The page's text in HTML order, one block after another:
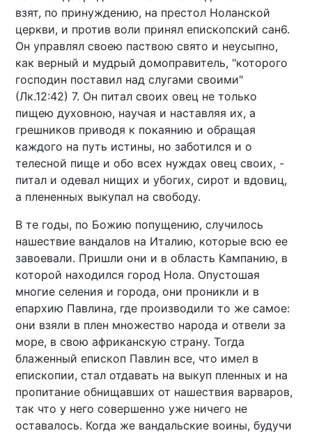
взят, по принуждению, на престол Ноланской
церкви, и против воли принял епископский сан6.
Он управлял своею паствою свято и неусыпно,
как верный и мудрый домоправитель, "которого
господин поставил над слугами своими"
(Лк.12:42) 7. Он питал своих овец не только
пищею духовною, научая и наставляя их, а
грешников приводя к покаянию и обращая
каждого на путь истины, но заботился и о
телесной пище и обо всех нуждах овец своих, -
питал и одевал нищих и убогих, сирот и вдовиц,
а плененных выкупал на свободу.
В те годы, по Божию попущению, случилось
нашествие вандалов на Италию, которые всю ее
завоевали. Пришли они и в область Кампанию, в
которой находился город Нола. Опустошая
многие селения и города, они проникли и в
епархию Павлина, где производили то же самое:
они взяли в плен множество народа и отвели за
море, в свою африканскую страну. Тогда
блаженный епископ Павлин все, что имел в
епископии, стал отдавать на выкуп пленных и на
пропитание обнищавших от нашествия варваров,
так что у него совершенно уже ничего не
оставалось. Когда же вандальские воины, будучи